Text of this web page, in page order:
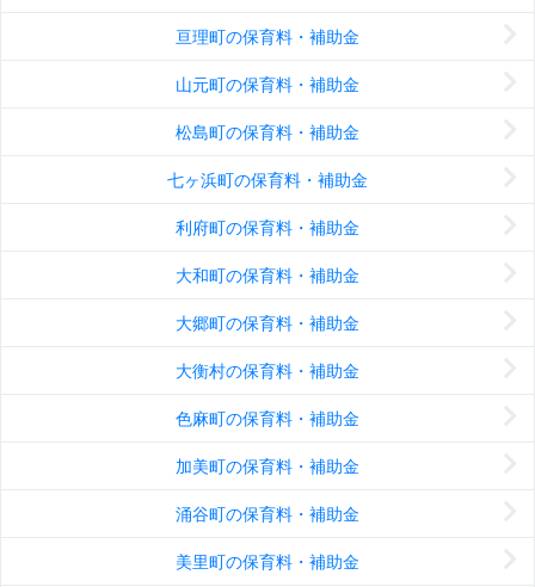
亘理町の保育料・補助金
山元町の保育料・補助金
松島町の保育料・補助金
七ヶ浜町の保育料・補助金
利府町の保育料・補助金
大和町の保育料・補助金
大郷町の保育料・補助金
大衡村の保育料・補助金
色麻町の保育料・補助金
加美町の保育料・補助金
涌谷町の保育料・補助金
美里町の保育料・補助金